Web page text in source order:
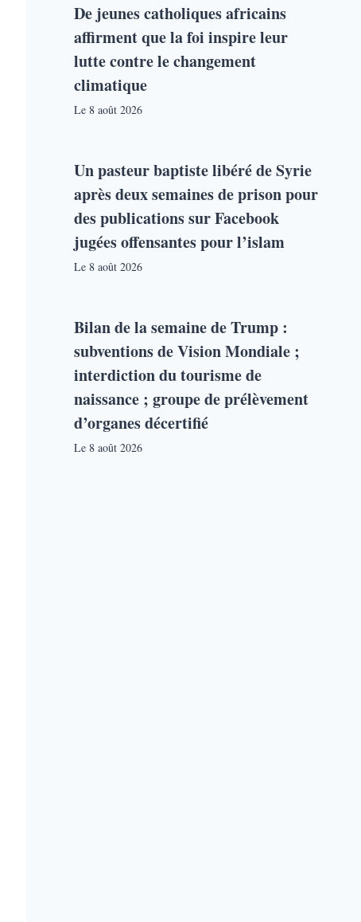
De jeunes catholiques africains
affirment que la foi inspire leur
lutte contre le changement
climatique
Le 8 août 2026
Un pasteur baptiste libéré de Syrie
après deux semaines de prison pour
des publications sur Facebook
jugées offensantes pour l’islam
Le 8 août 2026
Bilan de la semaine de Trump :
subventions de Vision Mondiale ;
interdiction du tourisme de
naissance ; groupe de prélèvement
d’organes décertifié
Le 8 août 2026